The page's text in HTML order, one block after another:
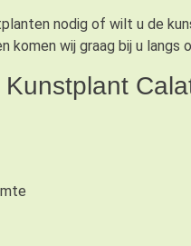
nodig of wilt u de
komen wij graag bij u langs